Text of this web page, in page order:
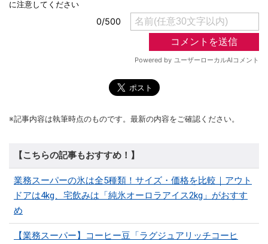
※記事内容は執筆時点のものです。最新の内容をご確認ください。
【こちらの記事もおすすめ！】
業務スーパーの氷は全5種類！サイズ・価格を比較｜アウト
ドアは4kg、宅飲みは「純氷オーロラアイス2kg」がおすす
め
【業務スーパー】コーヒー豆「ラグジュアリッチコーヒ